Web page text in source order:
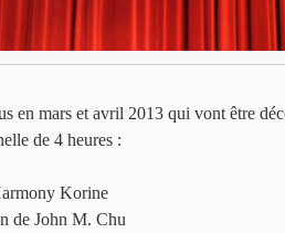
en mars et avril 2013 qui vont être
de 4 heures :
Korine
de John M. Chu